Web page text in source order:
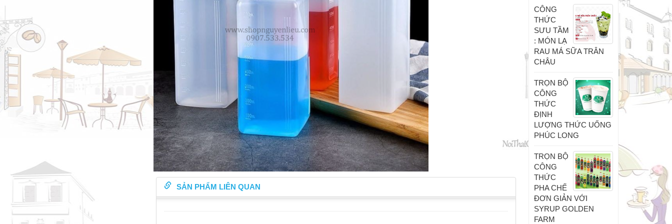
SẢN PHẨM LIÊN QUAN
CÔNG
THỨC
SƯU TẦM
: MÓN LẠ
RAU MÁ SỮA TRÂN
CHÂU
TRỌN BỘ
CÔNG
THỨC
ĐỊNH
LƯỢNG THỨC UỐNG
PHÚC LONG
TRỌN BỘ
CÔNG
THỨC
PHA CHẾ
ĐƠN GIẢN VỚI
SYRUP GOLDEN
FARM